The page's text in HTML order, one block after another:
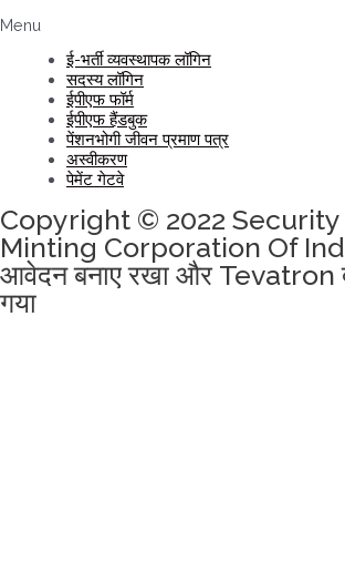
Menu
ई-भर्ती व्यवस्थापक लॉगिन
सदस्य लॉगिन
ईपीएफ फॉर्म
ईपीएफ हैंडबुक
पेंशनभोगी जीवन प्रमाण पत्र
अस्वीकरण
पेमेंट गेटवे
Copyright © 2022
Minting Corporation Of
आवेदन बनाए रखा और Tevatron
गया